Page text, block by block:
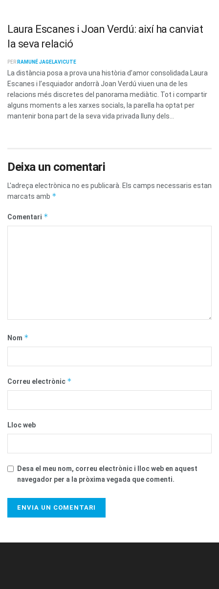
Laura Escanes i Joan Verdú: així ha canviat
la seva relació
PER RAMUNÉ JAGELAVICUTE
La distància posa a prova una història d’amor consolidada Laura
Escanes i l’esquiador andorrà Joan Verdú viuen una de les
relacions més discretes del panorama mediàtic. Tot i compartir
alguns moments a les xarxes socials, la parella ha optat per
mantenir bona part de la seva vida privada lluny dels...
Deixa un comentari
L'adreça electrònica no es publicarà. Els camps necessaris estan
marcats amb *
Comentari *
Nom *
Correu electrònic *
Lloc web
Desa el meu nom, correu electrònic i lloc web en aquest
navegador per a la pròxima vegada que comenti.